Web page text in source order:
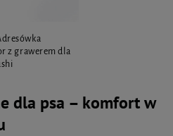
z grawerem dla
dla psa – komfort w